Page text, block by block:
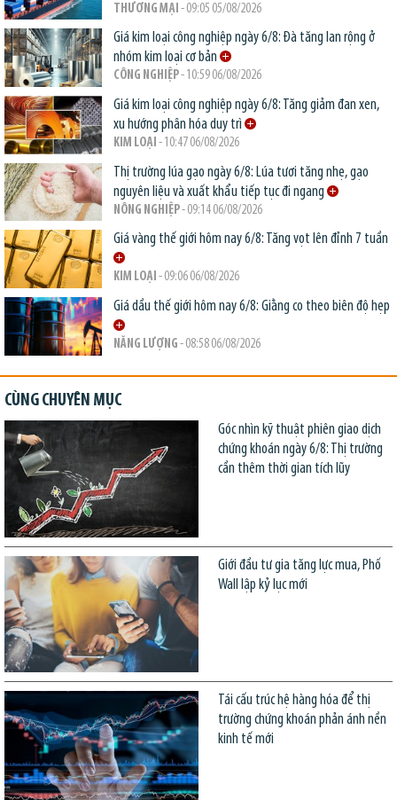
THƯƠNG MẠI - 09:05 05/08/2026
Giá kim loại công nghiệp ngày 6/8: Đà tăng lan rộng ở
nhóm kim loại cơ bản
CÔNG NGHIỆP- 10:59 06/08/2026
Giá kim loại công nghiệp ngày 6/8: Tăng giảm đan xen,
xu hướng phân hóa duy trì
KIM LOẠI - 10:47 06/08/2026
Thị trường lúa gạo ngày 6/8: Lúa tươi tăng nhẹ, gạo
nguyên liệu và xuất khẩu tiếp tục đi ngang
NÔNG NGHIỆP- 09:14 06/08/2026
Giá vàng thế giới hôm nay 6/8: Tăng vọt lên đỉnh 7 tuần
KIM LOẠI - 09:06 06/08/2026
Giá dầu thế giới hôm nay 6/8: Giằng co theo biên độ hẹp
NĂNG LƯỢNG - 08:58 06/08/2026
CÙNG CHUYÊN MỤC
Góc nhìn kỹ thuật phiên giao dịch
chứng khoán ngày 6/8: Thị trường
cần thêm thời gian tích lũy
Giới đầu tư gia tăng lực mua, Phố
Wall lập kỷ lục mới
Tái cấu trúc hệ hàng hóa để thị
trường chứng khoán phản ánh nền
kinh tế mới